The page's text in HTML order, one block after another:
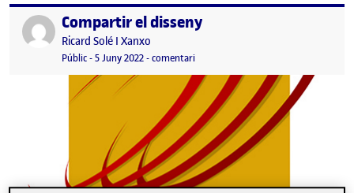
Publicat perCompartir el disseny
Publicat per
Ricard Solé I Xanxo
Visibilitat:
Públic-Data de publicació
5 Juny 2022-comentariel Compartir el disseny